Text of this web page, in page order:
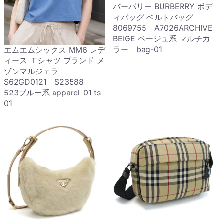
エムエムシックス MM6 レデ
ィース Ｔシャツ ブランド メ
ゾンマルジェラ
S62GD0121 S23588
523ブルー系 apparel-01 ts-
01
バーバリー BURBERRY ボデ
ィバッグ ベルトバッグ
8069755 A7026ARCHIVE
BEIGE ベージュ系 マルチカ
ラー bag-01